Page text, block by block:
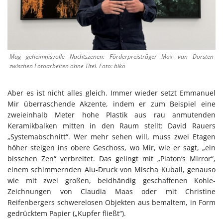
Mag geheimnisvolle Nachtszenen: Förderpreisträger Max van Dorsten
zwischen Fotoarbeiten ohne Titel. Foto: bikö
Aber es ist nicht alles gleich. Immer wieder setzt Emmanuel
Mir überraschende Akzente, indem er zum Beispiel eine
zweieinhalb Meter hohe Plastik aus rau anmutenden
Keramikbalken mitten in den Raum stellt: David Rauers
„Systemabschnitt“. Wer mehr sehen will, muss zwei Etagen
höher steigen ins obere Geschoss, wo Mir, wie er sagt, „ein
bisschen Zen“ verbreitet. Das gelingt mit „Platon’s Mirror“,
einem schimmernden Alu-Druck von Mischa Kuball, genauso
wie mit zwei großen, beidhändig geschaffenen Kohle-
Zeichnungen von Claudia Maas oder mit Christine
Reifenbergers schwerelosen Objekten aus bemaltem, in Form
gedrücktem Papier („Kupfer fließt“).